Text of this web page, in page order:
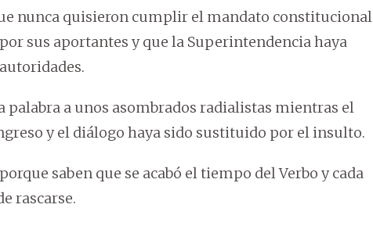
nunca quisieron cumplir el mandato constitucional
sus aportantes y que la Superintendencia haya
palabra a unos asombrados radialistas mientras el
y el diálogo haya sido sustituido por el insulto.
saben que se acabó el tiempo del Verbo y cada
rascarse.